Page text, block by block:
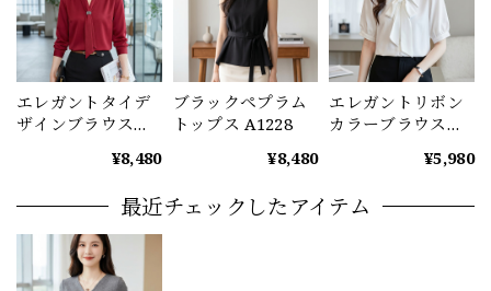
エレガントタイデ
ザインブラウス
¥8,480
ブラックペプラム
トップス A1228
¥8,480
エレガントリボン
カラーブラウス
¥5,980
最近チェックしたアイテム